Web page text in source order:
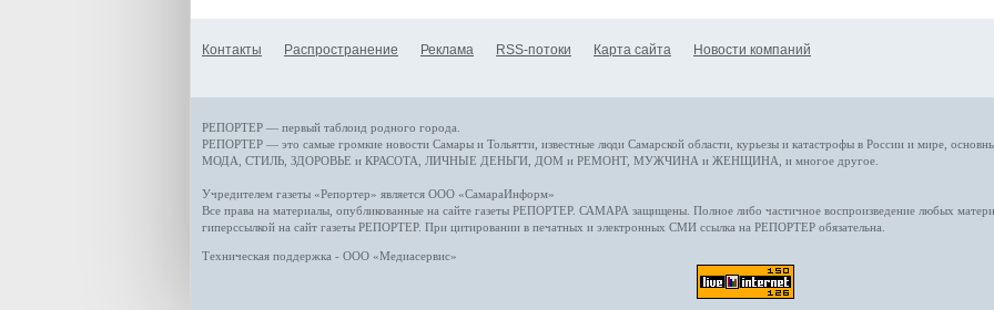
рассказала Ольга Сорокина,
ходе сессии "Развитие
качества жизни" в рамках
ПМЭФ 2025. В дискуссии
РФ Михаил Мурашко,
представители
Государственной Думы,
Аппарата Правительства, а
профильных министерств.
Контакты Распространение Реклама RSS-потоки Карта сайта Новости компаний
РЕПОРТЕР — первый таблоид родного города.
РЕПОРТЕР — это самые громкие новости Самары и Тольятти, известные люди Самарской области, курьезы и катастрофы в России и мире ,
МОДА, СТИЛЬ ЗДОРОВЬЕ и КРАСОТА ЛИЧНЫЕ ДЕНЬГИ ДОМ и РЕМОНТ, МУЖЧИНА и ЖЕНЩИНА , и многое другое
Учредителем газеты «Репортер» является ООО «СамараИнформ»
Все права на материалы, опубликованные на сайте газеты РЕПОРТЕР. САМАРА защищены. Полное либо частичное воспроизведение любых
гиперссылкой на сайт газеты РЕПОРТЕР. При цитировании в печатных и электронных СМИ ссылка на РЕПОРТЕР обязательна.
Техническая поддержка - ООО «Медиасервис»